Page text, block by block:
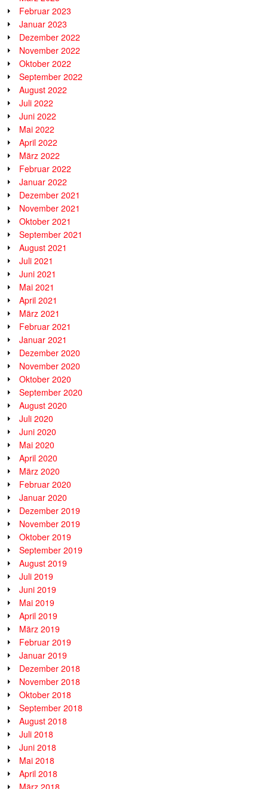
Februar 2023
Januar 2023
Dezember 2022
November 2022
Oktober 2022
September 2022
August 2022
Juli 2022
Juni 2022
Mai 2022
April 2022
März 2022
Februar 2022
Januar 2022
Dezember 2021
November 2021
Oktober 2021
September 2021
August 2021
Juli 2021
Juni 2021
Mai 2021
April 2021
März 2021
Februar 2021
Januar 2021
Dezember 2020
November 2020
Oktober 2020
September 2020
August 2020
Juli 2020
Juni 2020
Mai 2020
April 2020
März 2020
Februar 2020
Januar 2020
Dezember 2019
November 2019
Oktober 2019
September 2019
August 2019
Juli 2019
Juni 2019
Mai 2019
April 2019
März 2019
Februar 2019
Januar 2019
Dezember 2018
November 2018
Oktober 2018
September 2018
August 2018
Juli 2018
Juni 2018
Mai 2018
April 2018
März 2018